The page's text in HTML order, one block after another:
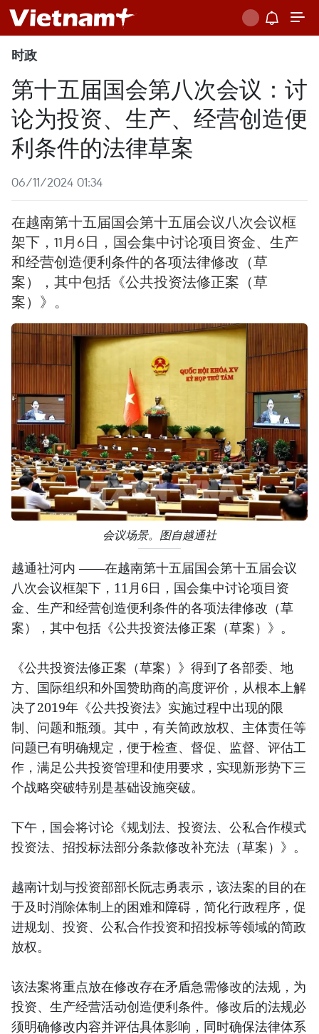
时政
第十五届国会第八次会议：讨
论为投资、生产、经营创造便
利条件的法律草案
06/11/2024 01:34
在越南第十五届国会第十五届会议八次会议框
架下，11月6日，国会集中讨论项目资金、生产
和经营创造便利条件的各项法律修改（草
案），其中包括《公共投资法修正案（草
案）》。
会议场景。图自越通社
越通社河内 ——在越南第十五届国会第十五届会议
八次会议框架下，11月6日，国会集中讨论项目资
金、生产和经营创造便利条件的各项法律修改（草
案），其中包括《公共投资法修正案（草案）》。
《公共投资法修正案（草案）》得到了各部委、地
方、国际组织和外国赞助商的高度评价，从根本上解
决了2019年《公共投资法》实施过程中出现的限
制、问题和瓶颈。其中，有关简政放权、主体责任等
问题已有明确规定，便于检查、督促、监督、评估工
作，满足公共投资管理和使用要求，实现新形势下三
个战略突破特别是基础设施突破。
下午，国会将讨论《规划法、投资法、公私合作模式
投资法、招投标法部分条款修改补充法（草案）》。
越南计划与投资部部长阮志勇表示，该法案的目的在
于及时消除体制上的困难和障碍，简化行政程序，促
进规划、投资、公私合作投资和招投标等领域的简政
放权。
该法案将重点放在修改存在矛盾急需修改的法规，为
投资、生产经营活动创造便利条件。修改后的法规必
须明确修改内容并评估具体影响，同时确保法律体系